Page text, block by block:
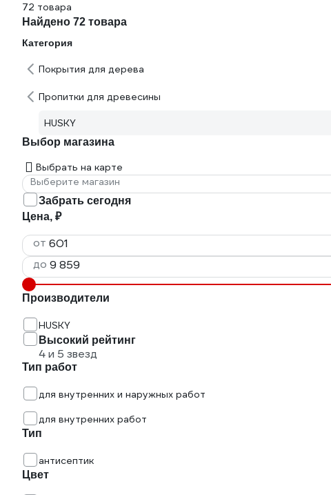
72 товара
Найдено 72 товара
Категория
Покрытия для дерева
Пропитки для древесины
HUSKY
Выбор магазина
Выбрать на карте
Выберите магазин
Забрать сегодня
Цена, ₽
от
до
Производители
HUSKY
Высокий рейтинг
4 и 5 звезд
Тип работ
для внутренних и наружных работ
для внутренних работ
Тип
антисептик
Цвет